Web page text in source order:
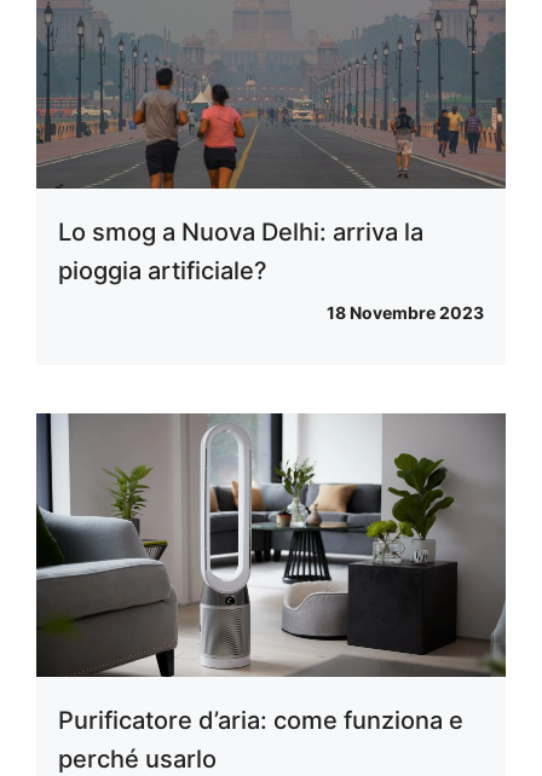
Lo smog a Nuova Delhi: arriva la
pioggia artificiale?
18 Novembre 2023
Purificatore d’aria: come funziona e
perché usarlo